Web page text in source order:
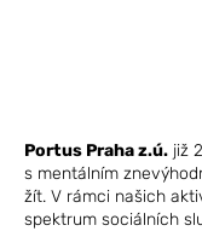
Portus Praha z.ú. již
s mentálním
žít. V rámci našich
spektrum sociálních